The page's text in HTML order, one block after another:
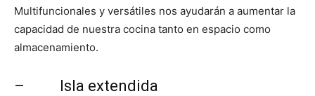
Multifuncionales y versátiles nos ayudarán a aumentar la
capacidad de nuestra cocina tanto en espacio como
almacenamiento.
– Isla extendida